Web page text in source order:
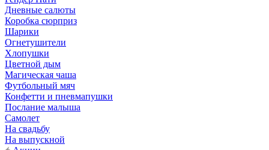
Дневные салюты
Коробка сюрприз
Шарики
Огнетушители
Хлопушки
Цветной дым
Магическая чаша
Футбольный мяч
Конфетти и пневмапушки
Послание малыша
Самолет
На свадьбу
На выпускной